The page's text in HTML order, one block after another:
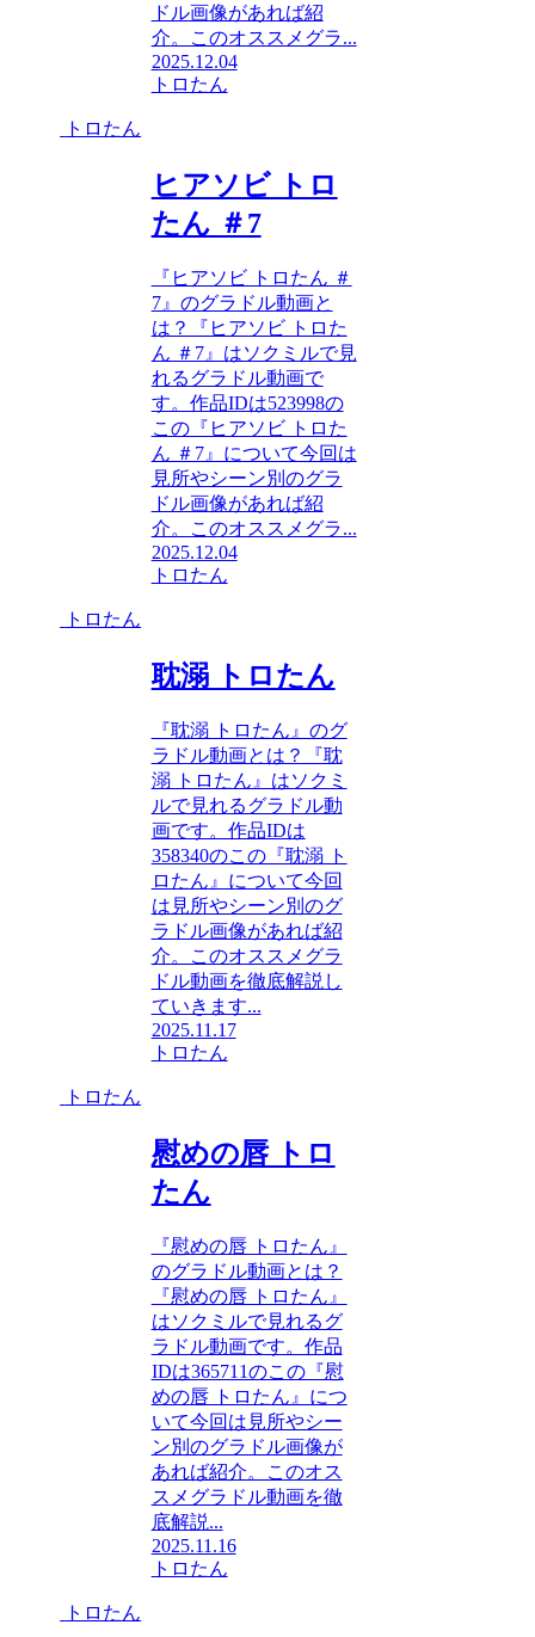
ドル画像があれば紹
介。このオススメグラ...
2025.12.04
トロたん
トロたん
ヒアソビ トロ
たん ＃7
『ヒアソビ トロたん ＃
7』のグラドル動画と
は？『ヒアソビ トロた
ん ＃7』はソクミルで見
れるグラドル動画で
す。作品IDは523998の
この『ヒアソビ トロた
ん ＃7』について今回は
見所やシーン別のグラ
ドル画像があれば紹
介。このオススメグラ...
2025.12.04
トロたん
トロたん
耽溺 トロたん
『耽溺 トロたん』のグ
ラドル動画とは？『耽
溺 トロたん』はソクミ
ルで見れるグラドル動
画です。作品IDは
358340のこの『耽溺 ト
ロたん』について今回
は見所やシーン別のグ
ラドル画像があれば紹
介。このオススメグラ
ドル動画を徹底解説し
ていきます...
2025.11.17
トロたん
トロたん
慰めの唇 トロ
たん
『慰めの唇 トロたん』
のグラドル動画とは？
『慰めの唇 トロたん』
はソクミルで見れるグ
ラドル動画です。作品
IDは365711のこの『慰
めの唇 トロたん』につ
いて今回は見所やシー
ン別のグラドル画像が
あれば紹介。このオス
スメグラドル動画を徹
底解説...
2025.11.16
トロたん
トロたん